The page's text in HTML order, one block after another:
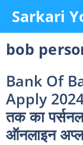
content
Sarkari
bob
Bank Of
Apply
तक का
ऑनलाइन